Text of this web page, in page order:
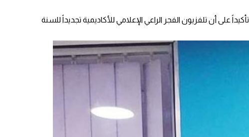
وقد اتفق الفريقان على أن يكون هناك خطة عمل جديدة تعمل على تطوير الدعاية والإعلان لجميع نشاطات الأكاديمية خلال العام 2023 تأكيداً على أن تلفزيون الفجر الراعي الإعلامي للأكاديمية تجديداً للسنة